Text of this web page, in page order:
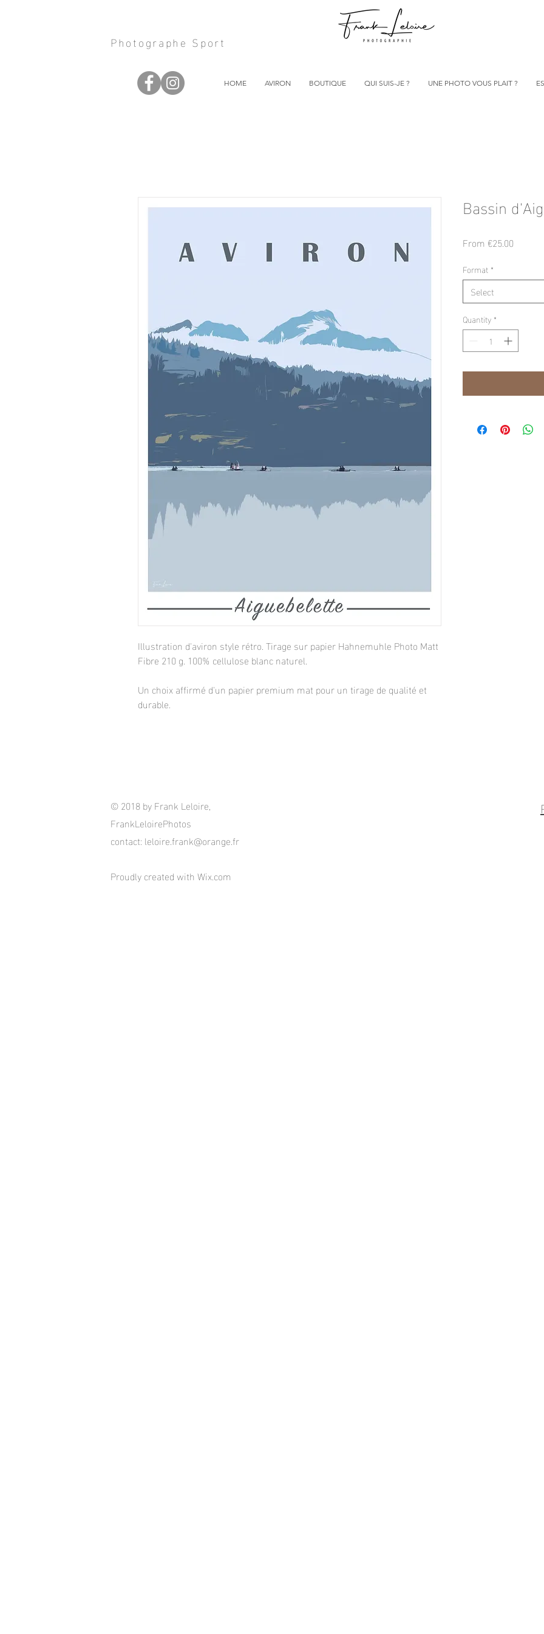
Photographe Sport
HOME AVIRON BOUTIQUE QUI SUIS-JE ? UNE PHOTO VOUS PLAIT ?
Illustration d'aviron style rétro. Tirage sur papier Hahnemuhle Photo Matt
Fibre 210 g. 100% cellulose blanc naturel.
Un choix affirmé d'un papier premium mat pour un tirage de qualité et
durable.
Bassin
From €25.00
Format *
Select
Quantity *
© 2018 by Frank Leloire,
FrankLeloirePhotos
contact: leloire.frank@orange.fr
Proudly created with Wix.com